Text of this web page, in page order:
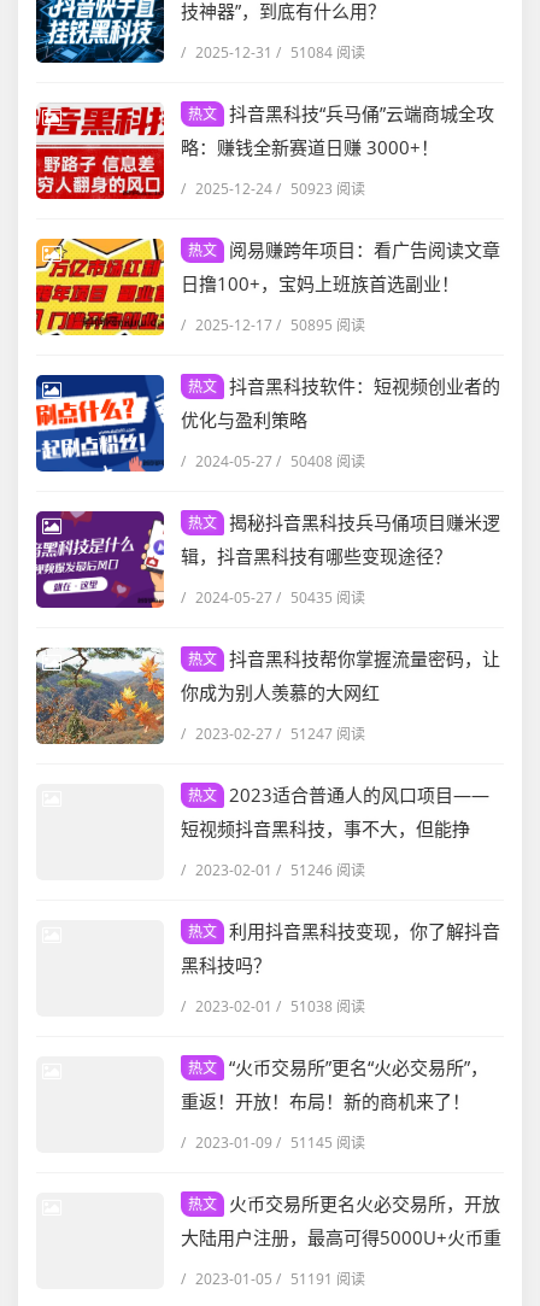
技神器”，到底有什么用？
/ 2025-12-31 / 51084 阅读
热文 抖音黑科技“兵马俑”云端商城全攻
略：赚钱全新赛道日赚 3000+！
/ 2025-12-24/ 50923 阅读
热文
阅易赚跨年项目：看广告阅读文章
日撸100+，宝妈上班族首选副业！
/ 2025-12-17/ 50895 阅读
热文 抖音黑科技软件：短视频创业者的
优化与盈利策略
/ 2024-05-27/ 50408 阅读
热文 揭秘抖音黑科技兵马俑项目赚米逻
辑，抖音黑科技有哪些变现途径？
/ 2024-05-27/ 50435 阅读
热文 抖音黑科技帮你掌握流量密码，让
你成为别人羡慕的大网红
/ 2023-02-27/ 51247 阅读
热文 2023适合普通人的风口项目——
短视频抖音黑科技，事不大，但能挣
钱！
/ 2023-02-01 / 51246 阅读
热文 利用抖音黑科技变现，你了解抖音
黑科技吗？
/ 2023-02-01 / 51038 阅读
热文 “火币交易所”更名“火必交易所”，
重返！开放！布局！新的商机来了！
/ 2023-01-09 / 51145 阅读
热文
火币交易所更名火必交易所，开放
大陆用户注册，最高可得5000U+火币重
返市场推广福利期
/ 2023-01-05 / 51191 阅读